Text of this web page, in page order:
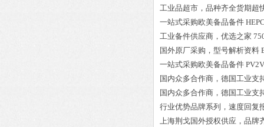
工业品超市，品种齐全货期超
一站式采购欧美备品备件
工业备件供应商，优选之家
国外原厂采购，型号解析资料
一站式采购欧美备品备件
国内众多合作商，德国工业支
国内众多合作商，德国工业支
行业优势品牌系列，速度回复
上海荆戈国外授权供应，品牌